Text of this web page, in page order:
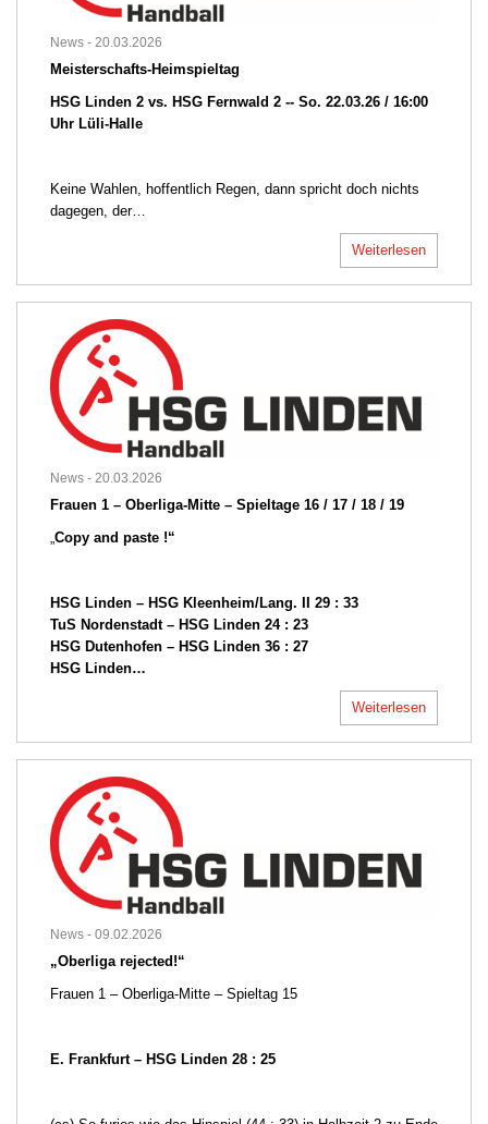
News - 20.03.2026
Meisterschafts-Heimspieltag
HSG Linden 2 vs. HSG Fernwald 2 -- So. 22.03.26 / 16:00
Uhr Lüli-Halle
Keine Wahlen, hoffentlich Regen, dann spricht doch nichts
dagegen, der…
Weiterlesen
News - 20.03.2026
Frauen 1 – Oberliga-Mitte – Spieltage 16 / 17 / 18 / 19
Copy and paste !“
HSG Linden – HSG Kleenheim/Lang. II 29 : 33
TuS Nordenstadt – HSG Linden 24 : 23
HSG Dutenhofen – HSG Linden 36 : 27
HSG Linden…
Weiterlesen
News - 09.02.2026
„Oberliga rejected!“
Frauen 1 – Oberliga-Mitte – Spieltag 15
E. Frankfurt – HSG Linden 28 : 25